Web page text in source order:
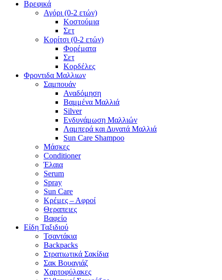
Βρεφικά
Αγόρι (0-2 ετών)
Κοστούμια
Σετ
Κορίτσι (0-2 ετών)
Φορέματα
Σετ
Κορδέλες
Φροντιδα Μαλλιων
Σαμπουάν
Αναδόμηση
Βαμμένα Μαλλιά
Silver
Ενδυνάμωση Μαλλιών
Λαμπερά και Δυνατά Μαλλιά
Sun Care Shampoo
Μάσκες
Conditioner
Έλαια
Serum
Spray
Sun Care
Κρέμες – Αφροί
Θεραπειες
Βαφείο
Είδη Ταξιδιού
Τσαντάκια
Backpacks
Στρατιωτικά Σακίδια
Σακ Βουαγιάζ
Χαρτοφύλακες